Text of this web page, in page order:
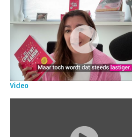
Video